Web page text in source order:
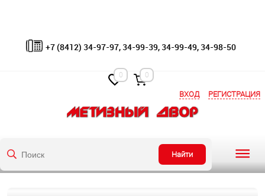
ВХОД РЕГИСТРАЦИЯ
Найти
+7 (8412) 34-97-97, 34-99-39, 34-99-49, 34-98-50
0 0